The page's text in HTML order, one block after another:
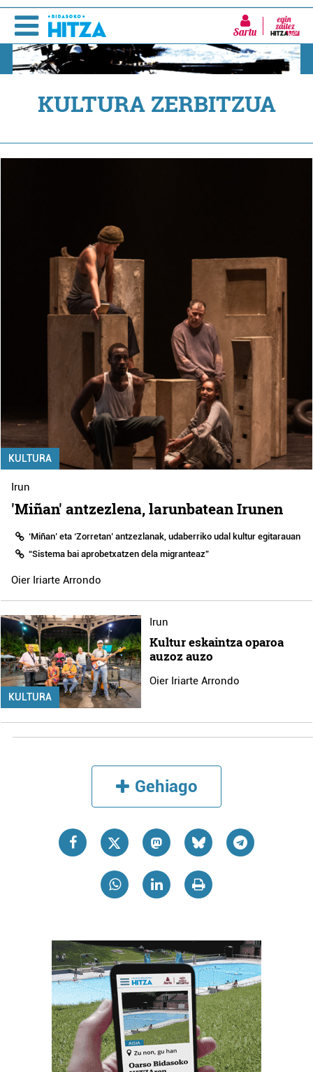
Sartu
KULTURA ZERBITZUA
KULTURA
Irun
'Miñan' antzezlena, larunbatean Irunen
‘Miñan’ eta ‘Zorretan’ antzezlanak, udaberriko udal kultur egitarauan
“Sistema bai aprobetxatzen dela migranteaz”
Oier Iriarte Arrondo
KULTURA
Irun
Kultur eskaintza oparoa
auzoz auzo
Oier Iriarte Arrondo
Gehiago